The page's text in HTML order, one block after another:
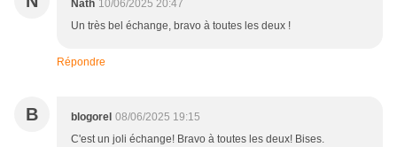
Nath 10/06/2025 20:47
Un très bel échange, bravo à toutes les deux !
Répondre
B blogorel 08/06/2025 19:15
C'est un joli échange! Bravo à toutes les deux! Bises.